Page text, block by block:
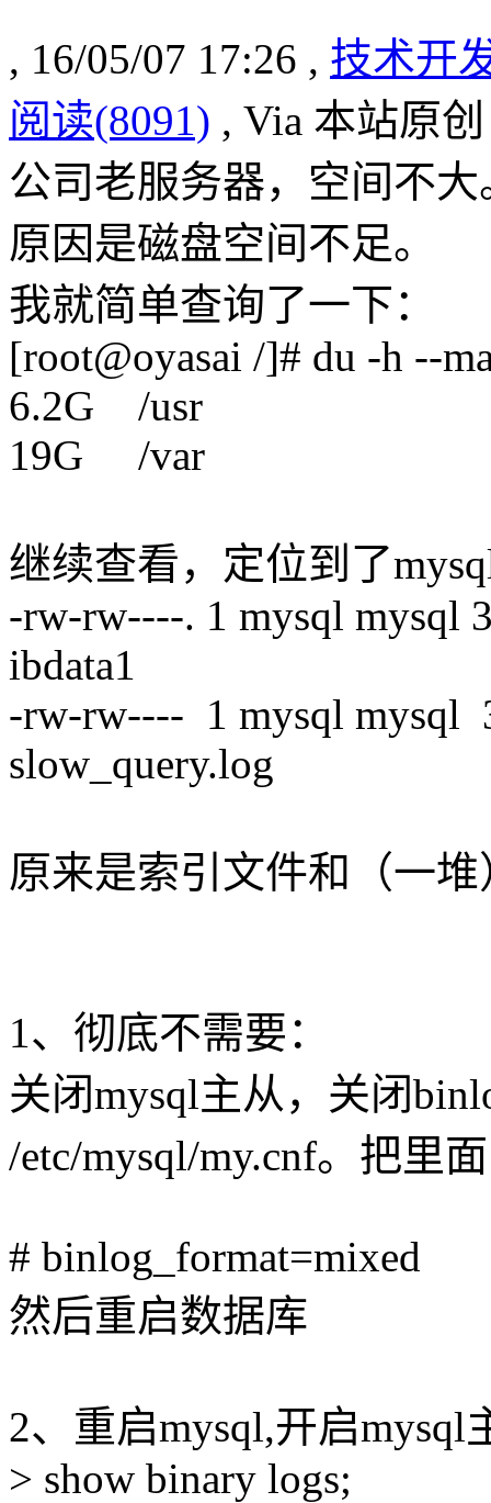
, 16/05/07 17:26 , 技术开
阅读(8091) , Via 本站原
公司老服务器，空间不
原因是磁盘空间不足。
我就简单查询了一下：
[root@oyasai /]# du -h --
6.2G /usr
19G /var
继续查看，定位到了
-rw-rw----. 1 mysql mysql
ibdata1
-rw-rw---- 1 mysql mysql
slow_query.log
原来是索引文件和（一
1、彻底不需要：
关闭mysql主从，关闭
/etc/mysql/my.cnf。把里
# binlog_format=mixed
然后重启数据库
2、重启mysql,开启mysql
> show binary logs;